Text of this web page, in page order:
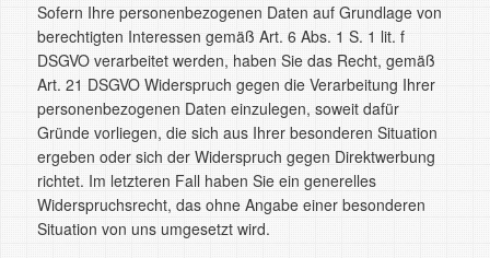
Sofern Ihre personenbezogenen Daten auf Grundlage von
berechtigten Interessen gemäß Art. 6 Abs. 1 S. 1 lit. f
DSGVO verarbeitet werden, haben Sie das Recht, gemäß
Art. 21 DSGVO Widerspruch gegen die Verarbeitung Ihrer
personenbezogenen Daten einzulegen, soweit dafür
Gründe vorliegen, die sich aus Ihrer besonderen Situation
ergeben oder sich der Widerspruch gegen Direktwerbung
richtet. Im letzteren Fall haben Sie ein generelles
Widerspruchsrecht, das ohne Angabe einer besonderen
Situation von uns umgesetzt wird.